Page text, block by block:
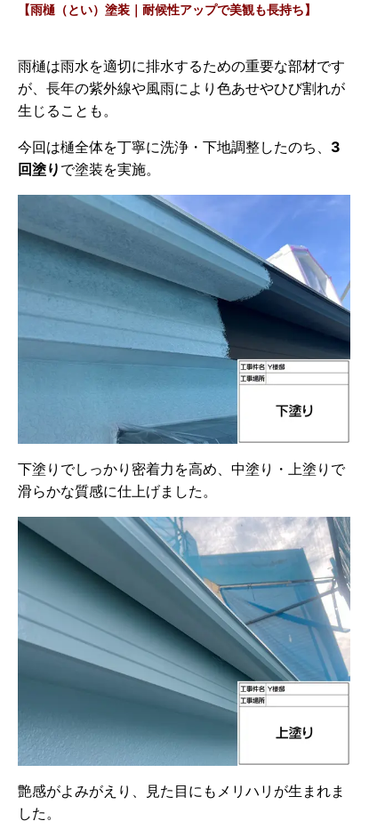
【雨樋（とい）塗装｜耐候性アップで美観も長持ち】
雨樋は雨水を適切に排水するための重要な部材です
が、長年の紫外線や風雨により色あせやひび割れが
生じることも。
今回は樋全体を丁寧に洗浄・下地調整したのち、 3
回塗り で塗装を実施。
下塗りでしっかり密着力を高め、中塗り・上塗りで
滑らかな質感に仕上げました。
艶感がよみがえり、見た目にもメリハリが生まれま
した。